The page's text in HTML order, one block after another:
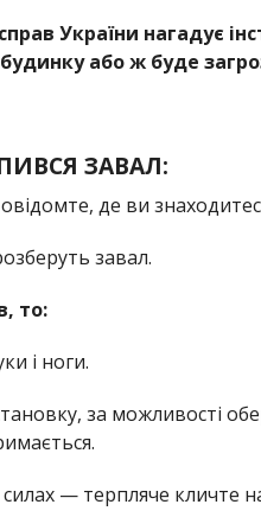
України нагадує
або ж буде
ЗАВАЛ:
де ви
завал.
то:
і ноги.
за можливості
— терпляче кличте